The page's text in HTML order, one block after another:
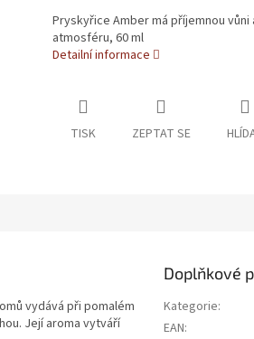
Pryskyřice Amber má příjemnou
atmosféru, 60 ml
Detailní informace
TISK ZEPTAT SE
vydává při pomalém
Její aroma vytváří
Doplňkové
Kategorie:
EAN: